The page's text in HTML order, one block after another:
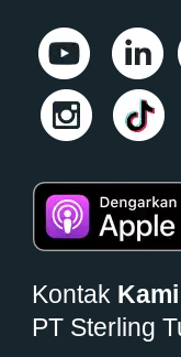
Kontak Kami
PT Sterling